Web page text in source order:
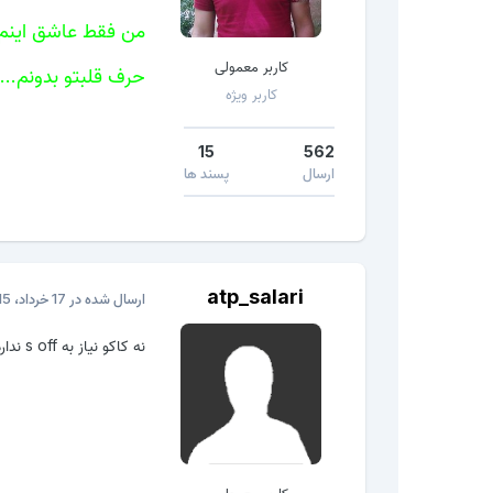
کاربر معمولی
کاربر ویژه
562
ارسال
15
پسند ها
من فقط عاشق
حرف قلبتو
atp_salari ارسال شده در 17 خرداد، 2015
نه کاکو نیاز به s off نداره